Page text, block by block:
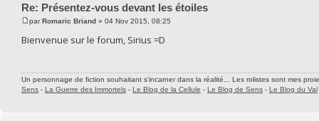
Re: Présentez-vous devant les étoiles
parRomaric Briand » 04 Nov 2015, 08:25
Bienvenue sur le forum, Sirius =D
Un personnage de fiction souhaitant s'incarner dans la réalité... Les rolistes sont mes
Sens - La Guerre des Immortels - Le Blog de la Cellule - Le Blog de Sens - Le Blog du Val